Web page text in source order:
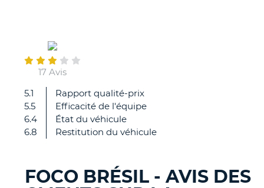
17 Avis
5.1
5.5
6.4
6.8
Rapport qualité-prix
Efficacité de l'équipe
État du véhicule
Restitution du véhicule
Prise
en
charge
véhicule
FOCO BRÉSIL - AVIS DES